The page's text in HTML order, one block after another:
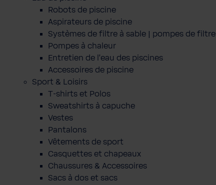
Robots de piscine
Aspirateurs de piscine
Systèmes de filtre à sable | pompes de filtre
Pompes à chaleur
Entretien de l'eau des piscines
Accessoires de piscine
Sport & Loisirs
T-shirts et Polos
Sweatshirts à capuche
Vestes
Pantalons
Vêtements de sport
Casquettes et chapeaux
Chaussures & Accessoires
Sacs à dos et sacs